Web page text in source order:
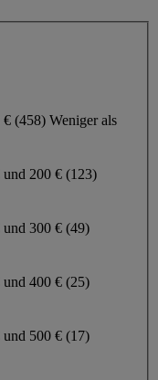
€ (458) Weniger als
200 € (123)
300 € (49)
400 € (25)
500 € (17)